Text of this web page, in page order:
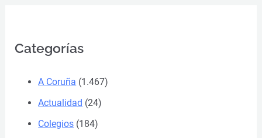
Categorías
A Coruña (1.467)
Actualidad (24)
Colegios (184)